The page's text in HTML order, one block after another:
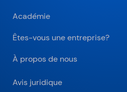
Académie
Êtes-vous une entreprise?
À propos de nous
Avis juridique